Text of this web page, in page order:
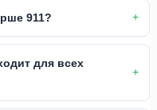
911?
для всех